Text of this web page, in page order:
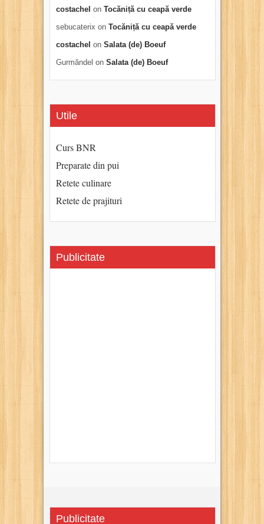
costachel on Tocăniță cu ceapă verde
sebucaterix on Tocăniță cu ceapă verde
costachel on Salata (de) Boeuf
Gurmăndel on Salata (de) Boeuf
Utile
Curs BNR
Preparate din pui
Retete culinare
Retete de prajituri
Publicitate
Publicitate